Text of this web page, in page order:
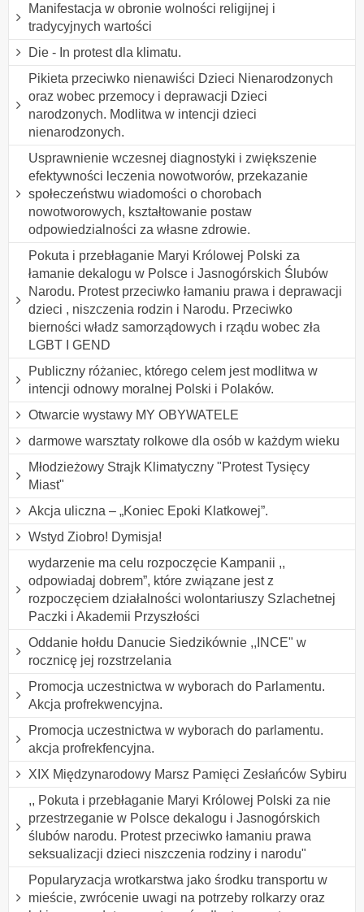
Manifestacja w obronie wolności religijnej i
tradycyjnych wartości
Die - In protest dla klimatu.
Pikieta przeciwko nienawiści Dzieci Nienarodzonych
oraz wobec przemocy i deprawacji Dzieci
narodzonych. Modlitwa w intencji dzieci
nienarodzonych.
Usprawnienie wczesnej diagnostyki i zwiększenie
efektywności leczenia nowotworów, przekazanie
społeczeństwu wiadomości o chorobach
nowotworowych, kształtowanie postaw
odpowiedzialności za własne zdrowie.
Pokuta i przebłaganie Maryi Królowej Polski za
łamanie dekalogu w Polsce i Jasnogórskich Ślubów
Narodu. Protest przeciwko łamaniu prawa i deprawacji
dzieci , niszczenia rodzin i Narodu. Przeciwko
bierności władz samorządowych i rządu wobec zła
LGBT I GEND
Publiczny różaniec, którego celem jest modlitwa w
intencji odnowy moralnej Polski i Polaków.
Otwarcie wystawy MY OBYWATELE
darmowe warsztaty rolkowe dla osób w każdym wieku
Młodzieżowy Strajk Klimatyczny "Protest Tysięcy
Miast"
Akcja uliczna – „Koniec Epoki Klatkowej”.
Wstyd Ziobro! Dymisja!
wydarzenie ma celu rozpoczęcie Kampanii ,,
odpowiadaj dobrem”, które związane jest z
rozpoczęciem działalności wolontariuszy Szlachetnej
Paczki i Akademii Przyszłości
Oddanie hołdu Danucie Siedzikównie ,,INCE" w
rocznicę jej rozstrzelania
Promocja uczestnictwa w wyborach do Parlamentu.
Akcja profrekwencyjna.
Promocja uczestnictwa w wyborach do parlamentu.
akcja profrekfencyjna.
XIX Międzynarodowy Marsz Pamięci Zesłańców Sybiru
,, Pokuta i przebłaganie Maryi Królowej Polski za nie
przestrzeganie w Polsce dekalogu i Jasnogórskich
ślubów narodu. Protest przeciwko łamaniu prawa
seksualizacji dzieci niszczenia rodziny i narodu"
Popularyzacja wrotkarstwa jako środku transportu w
mieście, zwrócenie uwagi na potrzeby rolkarzy oraz